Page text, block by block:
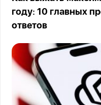
году: 10 главных
ответов